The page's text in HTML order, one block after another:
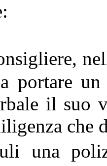
portare
il suo
che
una